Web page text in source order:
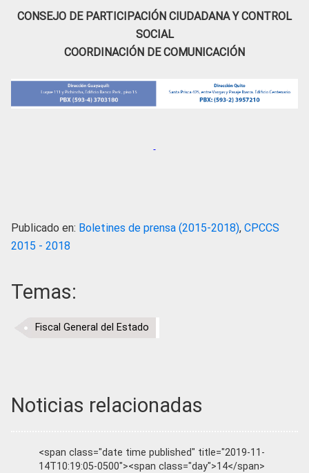
CONSEJO DE PARTICIPACIÓN CIUDADANA Y CONTROL
SOCIAL
COORDINACIÓN DE COMUNICACIÓN
Publicado en: Boletines de prensa (2015-2018), CPCCS
2015 - 2018
Temas:
Fiscal General del Estado
Noticias relacionadas
<span class="date time published" title="2019-11-
14T10:19:05-0500"><span class="day">14</span>